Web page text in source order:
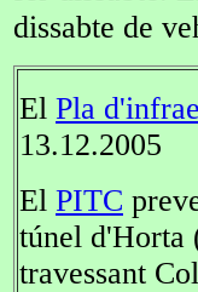
dissabte de
El Pla
13.12.2005
El PITC
túnel d'Horta
travessant